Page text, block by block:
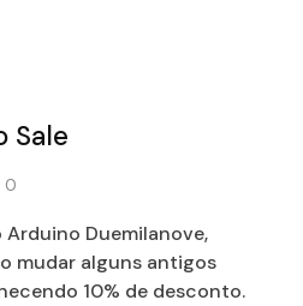
Sale
0
Duemilanove,
mudar alguns antigos
10% de desconto.